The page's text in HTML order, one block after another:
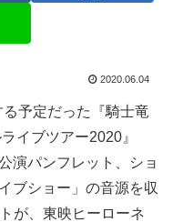
2020.06.04
予定だった『騎士竜
イブツアー2020』
演パンフレット、ショ
ブショー」の音源を収
が、東映ヒーローネ